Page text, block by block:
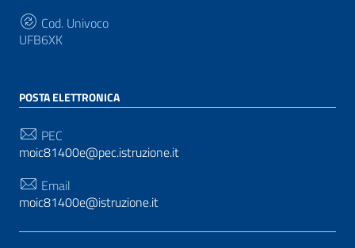
Cod. Univoco
UFB6XK
POSTA ELETTRONICA
PEC
moic81400e@pec.istruzione.it
Email
moic81400e@istruzione.it